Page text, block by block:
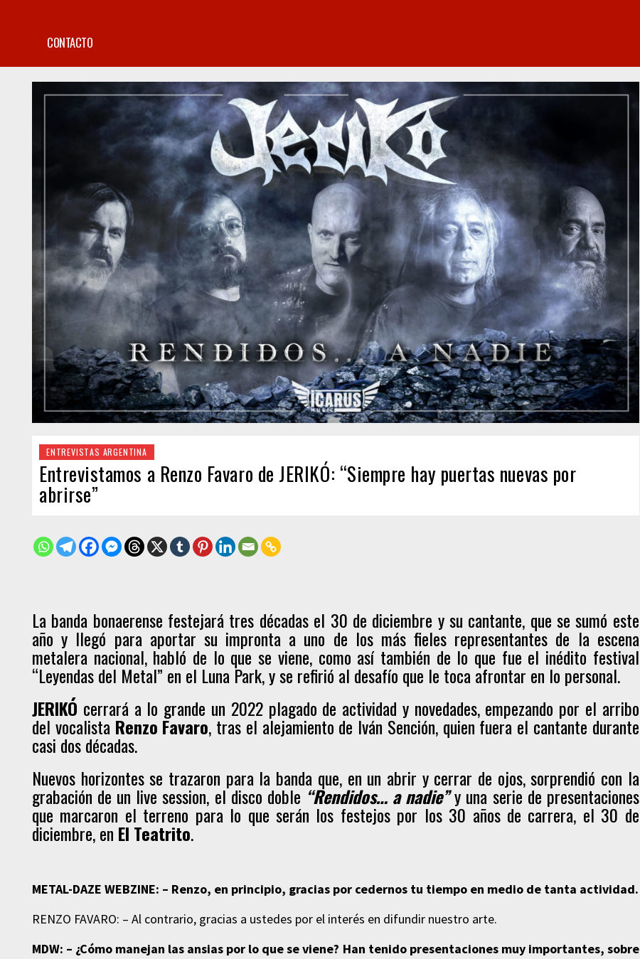
CONTACTO
ENTREVISTAS ARGENTINA
Entrevistamos a Renzo Favaro de JERIKÓ: “Siempre hay puertas nuevas por
abrirse”
La banda bonaerense festejará tres décadas el 30 de diciembre y su cantante, que se sumó este
año y llegó para aportar su impronta a uno de los más fieles representantes de la escena
metalera nacional, habló de lo que se viene, como así también de lo que fue el inédito festival
“Leyendas del Metal” en el Luna Park, y se refirió al desafío que le toca afrontar en lo personal.
JERIKÓ cerrará a lo grande un 2022 plagado de actividad y novedades, empezando por el arribo
del vocalista Renzo Favaro, tras el alejamiento de Iván Sención, quien fuera el cantante durante
casi dos décadas.
Nuevos horizontes se trazaron para la banda que, en un abrir y cerrar de ojos, sorprendió con la
grabación de un live session, el disco doble “Rendidos… a nadie”y una serie de presentaciones
que marcaron el terreno para lo que serán los festejos por los 30 años de carrera, el 30 de
diciembre, en El Teatrito.
METAL-DAZE WEBZINE: – Renzo, en principio, gracias por cedernos tu tiempo en medio de tanta actividad.
RENZO FAVARO: – Al contrario, gracias a ustedes por el interés en difundir nuestro arte.
MDW: – ¿Cómo manejan las ansias por lo que se viene? Han tenido presentaciones muy importantes, sobre